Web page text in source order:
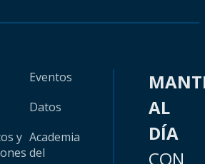
y
Eventos
Datos
Academia
del
AL
DÍA
CON